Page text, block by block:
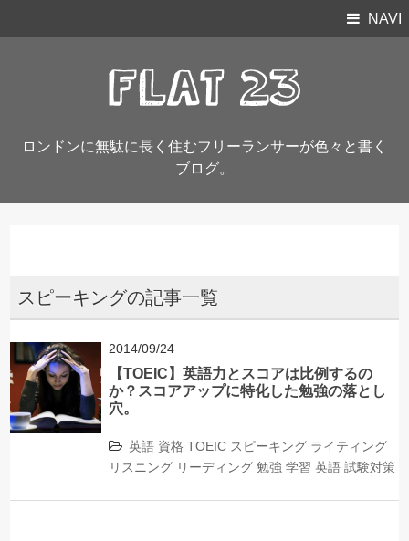
NAVI
ロンドンに無駄に長く住むフリーランサーが色々と書く
ブログ。
スピーキングの記事一覧
2014/09/24
【TOEIC】英語力とスコアは比例するの
か？スコアアップに特化した勉強の落とし
穴。
英語 資格 TOEIC スピーキング ライティング
リスニング リーディング 勉強 学習 英語 試験対策